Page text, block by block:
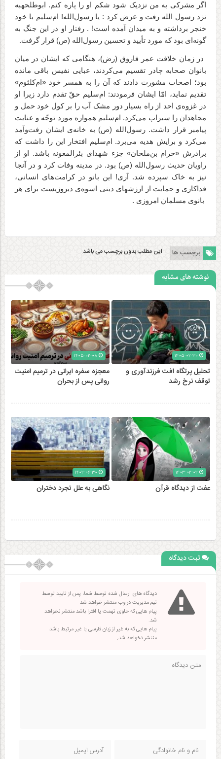
اگر مشرکی به من نزدیک شود شکم او را پاره کنم. ابوطلحهبه
نزد رسول الله رفت و عرض کرد : یا رسول‌الله! ام‌سلیم با خود
خنجر برداشته و به میدان آمده است! . رفتار او در این جنگ به
گونه‌‏اى بود که مورد تأیید و تحسین رسول‌الله (ص) قرار گرفت.
در زمان خلافت عمر فاروق (رض)، هنگامی که ایشان در میان
بانوان صحابه چادر تقسیم می‌کردند، عبایی نفیس باقی مانده
بود؛ اصحاب مشورت دادند که آن را به همسر خود «ام‌کلثوم»
تقدیم نماید، امّا ایشان فرمودند: ام‌سلیم حقّ تقدم دارد زیرا او
در غزوه‌ی احد از راه بسیار دور مشک آب را بر کول خود حمل و
مجاهدان را سیراب می‌کرد. ام‌سلیم همواره مورد توجّه و عنایت
پیامبر قرار داشت. رسول‌الله (ص) به خانه‌ی ایشان رفت‌وآمد
می‌کرد و برایش هدیه می‌برد. ام‌سلیم افتخار این را داشت که
برادرش «حرام بن‌ملحان» جزء شهدای بئرالمعونه باشد. او از
راویان حدیث رسول‌الله (ص) بود. در مدینه وفات کرد و در آنجا
نیز به خاک سپرده شد. آرى! این بانو در کرامت‌هاى انسانى،
فداکارى و حمایت از ارزشهاى دینى اسوه‌ی دیروزیست برای هر
بانوی مسلمان امروزی .
برچسب ها این مطلب بدون برچسب می باشد.
نوشته های مشابه
تحلیل پرتگاه افت فرزندآوری و
توقف نرخ رشد
معجزه سفره ایرانی در ترمیم امنیت
روانی پس از بحران
عفت از دیدگاه قرآن نگاهی به علل تجرد دختران
ثبت دیدگاه
دیدگاه های ارسال شده توسط شما، پس از تایید توسط
تیم مدیریت در وب منتشر خواهد شد.
پیام هایی که حاوی تهمت یا افترا باشد منتشر نخواهد
شد.
پیام هایی که به غیر از زبان فارسی یا غیر مرتبط باشد
منتشر نخواهد شد.